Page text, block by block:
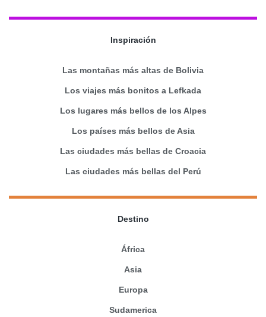
Inspiración
Las montañas más altas de Bolivia
Los viajes más bonitos a Lefkada
Los lugares más bellos de los Alpes
Los países más bellos de Asia
Las ciudades más bellas de Croacia
Las ciudades más bellas del Perú
Destino
África
Asia
Europa
Sudamerica